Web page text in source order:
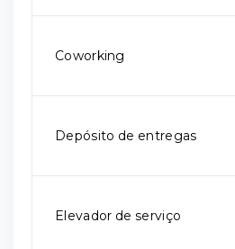
Coworking
Depósito de entregas
Elevador de serviço